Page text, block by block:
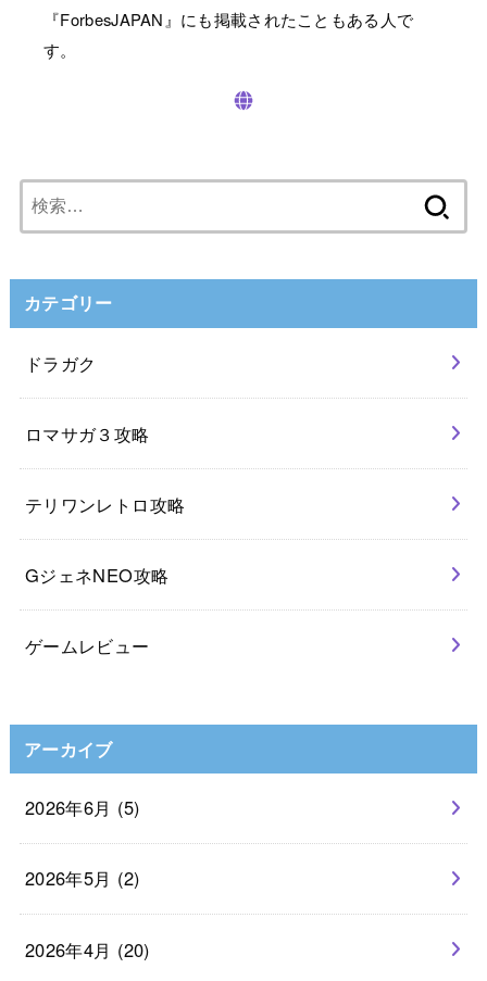
『ForbesJAPAN』にも掲載されたこともある人で
す。
索:
カテゴリー
ドラガク
ロマサガ３攻略
テリワンレトロ攻略
GジェネNEO攻略
ゲームレビュー
アーカイブ
2026年6月 (5)
2026年5月 (2)
2026年4月 (20)